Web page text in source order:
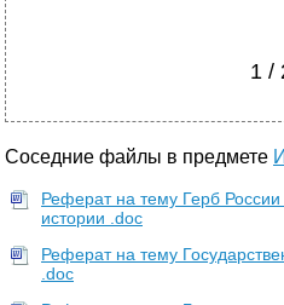
1 /
Соседние файлы в предмете
Реферат на тему Герб
истории .doc
Реферат на тему
.doc